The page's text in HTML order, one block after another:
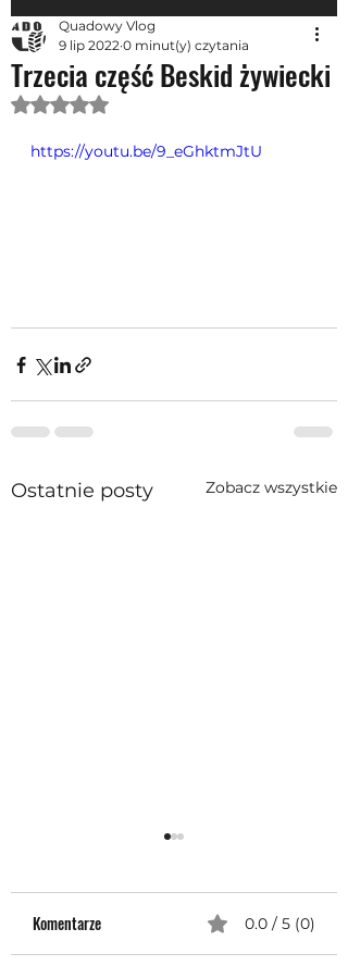
Trzecia część Beskid żywiecki
Quadowy Vlog
9 lip 2022 0 minut(y) czytania
Oceniono na NaN z 5 gwiazdek.
https://youtu.be/9_eGhktmJtU
Ostatnie posty Zobacz wszystkie
Komentarze 0.0 / 5 (0)